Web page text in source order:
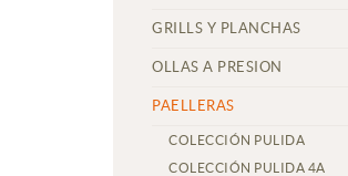
GRILLS Y PLANCHAS
OLLAS A PRESION
PAELLERAS
COLECCIÓN PULIDA
COLECCIÓN PULIDA 4A